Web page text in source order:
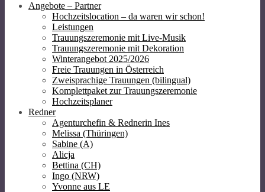
Angebote – Partner
Hochzeitslocation – da waren wir schon!
Leistungen
Trauungszeremonie mit Live-Musik
Trauungszeremonie mit Dekoration
Winterangebot 2025/2026
Freie Trauungen in Österreich
Zweisprachige Trauungen (bilingual)
Komplettpaket zur Trauungszeremonie
Hochzeitsplaner
Redner
Agenturchefin & Rednerin Ines
Melissa (Thüringen)
Sabine (A)
Alicja
Bettina (CH)
Ingo (NRW)
Yvonne aus LE